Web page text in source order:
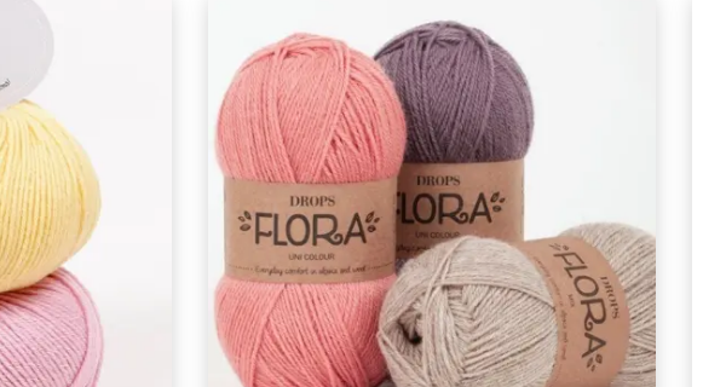
Werden Sie Teil unserer Garn-Community
und erhalten Sie exklusiven Zugang zu
inspirierenden Strickmustern und speziellen
Angeboten!
Jetzt anmelden
Nein danke